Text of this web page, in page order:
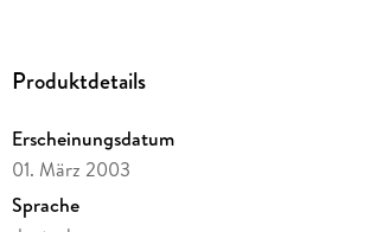
Gabriel Dan, nach fünf Jahren Krieg und
Kommunisten und wird in die Aktivitäten
Reichen verstrickt. Alle aber warten auf die
Milliardärs Bloomfield aus Amerika. Am
in Flammen auf - Symbol für die
Produktdetails
Erscheinungsdatum
01. März 2003
Sprache